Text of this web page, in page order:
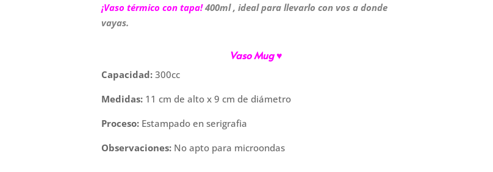
-
Acqua
¡Vaso térmico con tapa! 400ml , ideal para llevarlo con vos a donde
vayas.
Vaso Mug ♥
Capacidad:300cc
Medidas:11 cm de alto x 9 cm de diámetro
Proceso:Estampado en serigrafia
Observaciones: No apto para microondas